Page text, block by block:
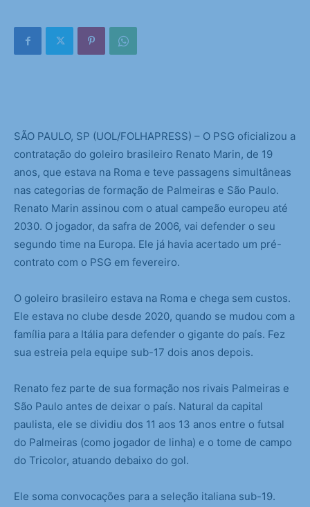
SÃO PAULO, SP (UOL/FOLHAPRESS) – O PSG oficializou a
contratação do goleiro brasileiro Renato Marin, de 19
anos, que estava na Roma e teve passagens simultâneas
nas categorias de formação de Palmeiras e São Paulo.
Renato Marin assinou com o atual campeão europeu até
2030. O jogador, da safra de 2006, vai defender o seu
segundo time na Europa. Ele já havia acertado um pré-
contrato com o PSG em fevereiro.
O goleiro brasileiro estava na Roma e chega sem custos.
Ele estava no clube desde 2020, quando se mudou com a
família para a Itália para defender o gigante do país. Fez
sua estreia pela equipe sub-17 dois anos depois.
Renato fez parte de sua formação nos rivais Palmeiras e
São Paulo antes de deixar o país. Natural da capital
paulista, ele se dividiu dos 11 aos 13 anos entre o futsal
do Palmeiras (como jogador de linha) e o tome de campo
do Tricolor, atuando debaixo do gol.
Ele soma convocações para a seleção italiana sub-19.